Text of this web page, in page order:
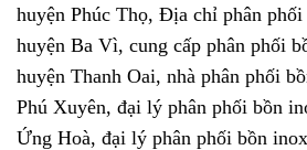
huyện Phúc Thọ, Địa chỉ phân
huyện Ba Vì, cung cấp phân phối
huyện Thanh Oai, nhà phân phối
Phú Xuyên, đại lý phân phối bồn
Ứng Hoà, đại lý phân phối bồn